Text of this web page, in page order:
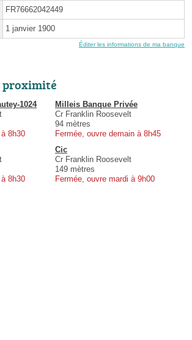
FR76662042449
1 janvier 1900
Éditer les informations de ma banque
proximité
1024
8h30
Milleis Banque Privée
Cr Franklin Roosevelt
94 mètres
Fermée, ouvre demain à 8h45
8h30
Cic
Cr Franklin Roosevelt
149 mètres
Fermée, ouvre mardi à 9h00